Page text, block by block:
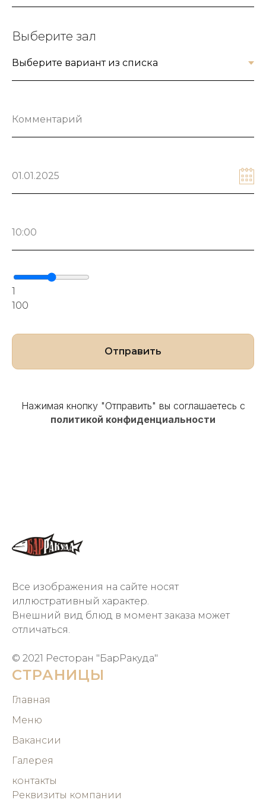
Выберите зал
1
100
Отправить
Нажимая кнопку "Отправить" вы соглашаетесь с
политикой конфиденциальности
Все изображения на сайте носят
иллюстративный характер.
Внешний вид блюд в момент заказа может
отличаться.
© 2021 Ресторан "БарРакуда"
СТРАНИЦЫ
Главная
Меню
Вакансии
Галерея
контакты
Реквизиты компании